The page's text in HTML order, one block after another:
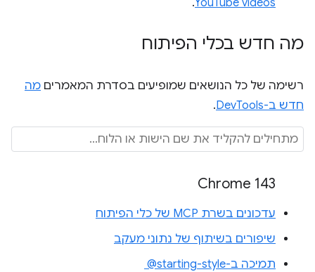
מה חדש בכלי הפיתוח
רשימה של כל הנושאים שמופיעים בסדרת המאמרים מה
חדש ב-DevTools
.
Chrome 143
עדכונים בשרת MCP של כלי הפיתוח
שיפורים בשיתוף של נתוני מעקב
תמיכה ב-‎ @starting-style